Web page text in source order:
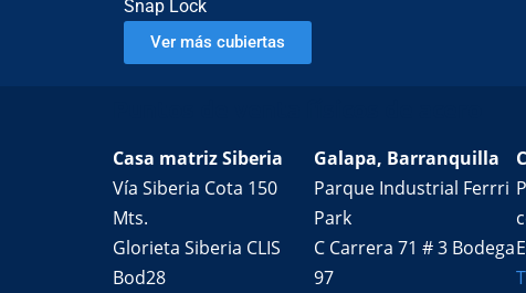
Snap Lock
Ver más cubiertas
Casa matriz Siberia
Vía Siberia Cota 150
Mts.
Glorieta Siberia CLIS
Bod28
Galapa, Barranquilla
Parque Industrial Ferrri
Park
C Carrera 71 # 3 Bodega
97